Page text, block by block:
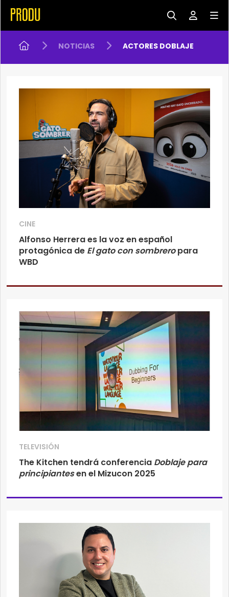
NOTICIAS ACTORES DOBLAJE
CINE
Alfonso Herrera es la voz en español
protagónica de El gato con sombreropara
WBD
TELEVISIÓN
The Kitchen tendrá conferencia Doblaje para
principiantesen el Mizucon 2025